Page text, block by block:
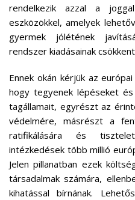
rendelkezik azzal a
eszközökkel, amelyek
gyermek jólétének
rendszer kiadásainak
Ennek okán kérjük az
hogy tegyenek lépéseket
tagállamait, egyrészt az
védelmére, másrészt a
ratifikálására és
intézkedések több millió
Jelen pillanatban ezek
társadalmak számára,
kihatással bírnának.